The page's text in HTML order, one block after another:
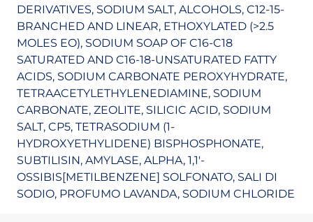
DERIVATIVES, SODIUM SALT, ALCOHOLS, C12-15-
BRANCHED AND LINEAR, ETHOXYLATED (>2.5
MOLES EO), SODIUM SOAP OF C16-C18
SATURATED AND C16-18-UNSATURATED FATTY
ACIDS, SODIUM CARBONATE PEROXYHYDRATE,
TETRAACETYLETHYLENEDIAMINE, SODIUM
CARBONATE, ZEOLITE, SILICIC ACID, SODIUM
SALT, CP5, TETRASODIUM (1-
HYDROXYETHYLIDENE) BISPHOSPHONATE,
SUBTILISIN, AMYLASE, ALPHA, 1,1'-
OSSIBIS[METILBENZENE] SOLFONATO, SALI DI
SODIO, PROFUMO LAVANDA, SODIUM CHLORIDE